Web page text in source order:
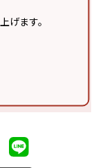
げます。